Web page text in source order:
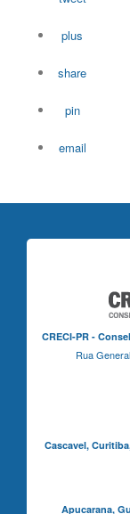
plus
share
pin
email
CRECI-PR -
Rua
Cascavel,
Apucarana,